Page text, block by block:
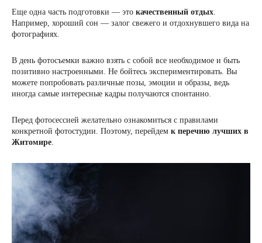
Еще одна часть подготовки — это качественный отдых.
Например, хороший сон — залог свежего и отдохнувшего вида на
фотографиях.
В день фотосъемки важно взять с собой все необходимое и быть
позитивно настроенными. Не бойтесь экспериментировать. Вы
можете попробовать различные позы, эмоции и образы, ведь
иногда самые интересные кадры получаются спонтанно.
Перед фотосессией желательно ознакомиться с правилами
конкретной фотостудии. Поэтому, перейдем к перечню лучших в
Житомире.